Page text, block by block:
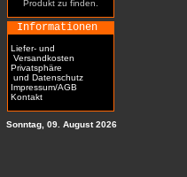
Produkt zu finden.
Informationen
Liefer- und
Versandkosten
Privatsphäre
und Datenschutz
Impressum/AGB
Kontakt
Sonntag, 09. August 2026